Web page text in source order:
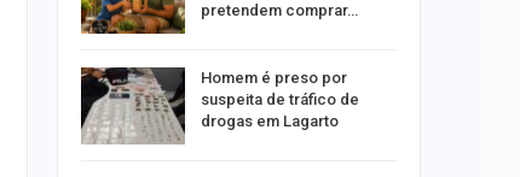
pretendem comprar…
Homem é preso por
suspeita de tráfico de
drogas em Lagarto